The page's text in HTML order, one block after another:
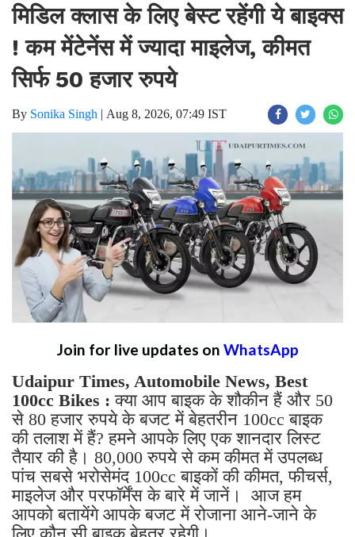
मिडिल क्लास के लिए बेस्ट रहेंगी ये बाइक्स
! कम मेंटेनेंस में ज्यादा माइलेज, कीमत
सिर्फ 50 हजार रुपये
By Sonika Singh | Aug 8, 2026, 07:49 IST
Join for live updates on WhatsApp
Udaipur Times, Automobile News, Best
100cc Bikes :क्या आप बाइक के शौकीन हैं और 50
से 80 हजार रुपये के बजट में बेहतरीन 100cc बाइक
की तलाश में हैं? हमने आपके लिए एक शानदार लिस्ट
तैयार की है। 80,000 रुपये से कम कीमत में उपलब्ध
पांच सबसे भरोसेमंद 100cc बाइकों की कीमत, फीचर्स,
माइलेज और परफॉर्मेंस के बारे में जानें। आज हम
आपको बतायेंगे आपके बजट में रोजाना आने-जाने के